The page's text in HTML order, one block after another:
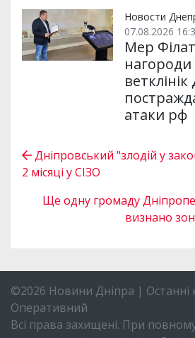
Новости
07.08.2026
Мер
атаки рф
Дніпровський "злодій у
2 місяці у СІЗО
Ще одну громаду
визнано
©2026 Новини Дніпра | Останні
Оперативний
Всі права захищені. При